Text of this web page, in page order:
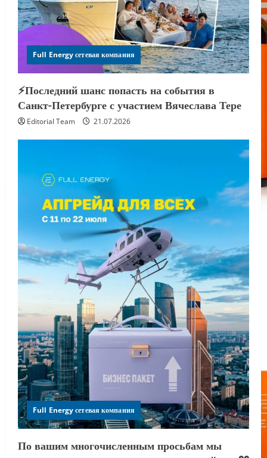
Full Energy сетевая компания
⚡️Последний шанс попасть на события в
Санкт-Петербурге с участием Вячеслава Тере
Editorial Team 21.07.2026
Full Energy сетевая компания
По вашим многочисленным просьбам мы